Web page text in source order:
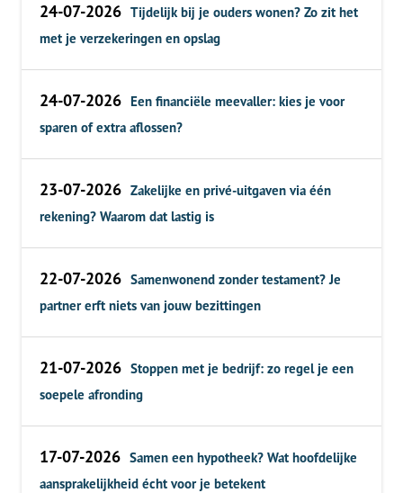
24-07-2026 Tijdelijk bij je ouders wonen? Zo zit het
met je verzekeringen en opslag
24-07-2026 Een financiële meevaller: kies je voor
sparen of extra aflossen?
23-07-2026 Zakelijke en privé-uitgaven via één
rekening? Waarom dat lastig is
22-07-2026 Samenwonend zonder testament? Je
partner erft niets van jouw bezittingen
21-07-2026 Stoppen met je bedrijf: zo regel je een
soepele afronding
17-07-2026 Samen een hypotheek? Wat hoofdelijke
aansprakelijkheid écht voor je betekent